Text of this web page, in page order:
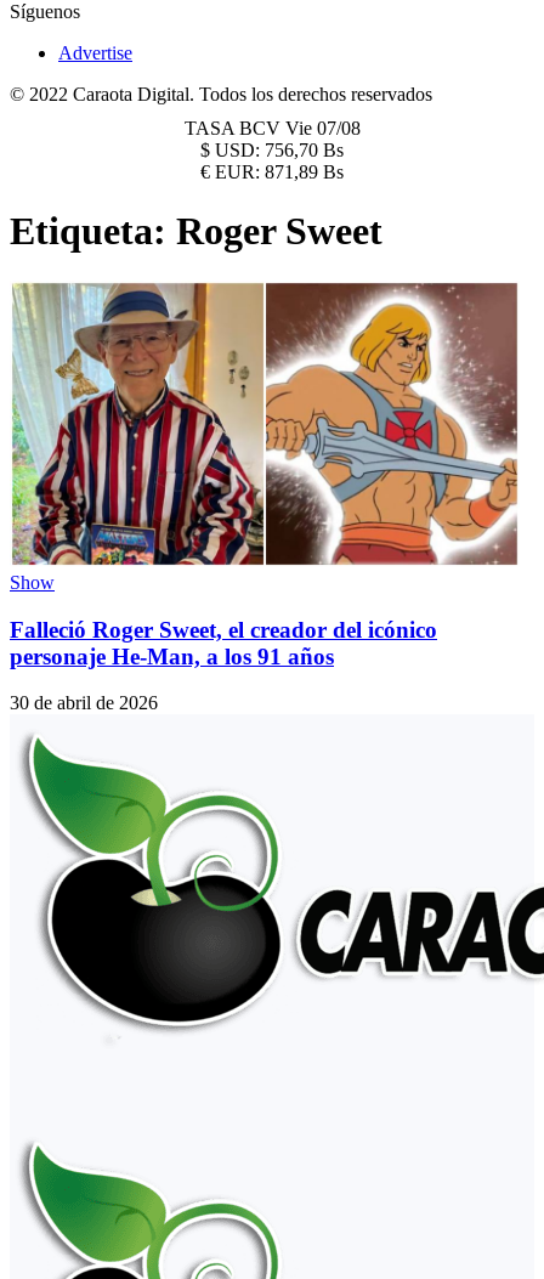
Síguenos
Advertise
© 2022 Caraota Digital. Todos los derechos reservados
TASA BCV Vie 07/08
$ USD: 756,70 Bs
€ EUR: 871,89 Bs
Etiqueta: Roger Sweet
Show
Falleció Roger Sweet, el creador del icónico
personaje He-Man, a los 91 años
30 de abril de 2026